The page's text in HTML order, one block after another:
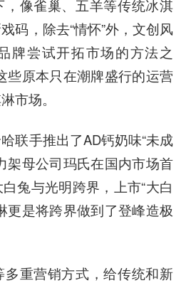
像雀巢、五羊等传统冰淇
码，除去“情怀”外，文创风
牌尝试开拓市场的方法之
些原本只在潮牌盛行的运营
市场。
联手推出了AD钙奶味“未成
架母公司玛氏在国内市场首
兔与光明跨界，上市“大白
更是将跨界做到了登峰造极
重营销方式，给传统和新